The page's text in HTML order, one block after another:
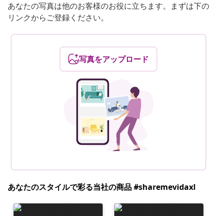
あなたの写真は他のお客様のお役に立ちます。まずは下の
リンクからご登録ください。
写真をアップロード
あなたのスタイルで彩る当社の商品 #sharemevidaxl